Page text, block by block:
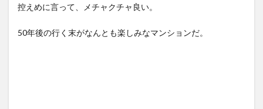
控えめに言って、メチャクチャ良い。
50年後の行く末がなんとも楽しみなマンションだ。